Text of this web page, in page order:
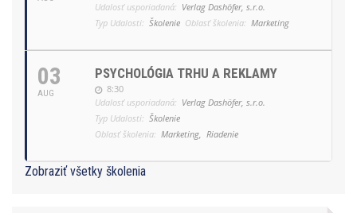
Udalosť usporiadaná: Verlag Dashöfer, s.r.o.
Typ Udalosti: Školenie Oblasť školenia: Marketing
03
AUG
PSYCHOLÓGIA TRHU A REKLAMY
8:30
Udalosť usporiadaná: Verlag Dashöfer, s.r.o.
Typ Udalosti: Školenie
Oblasť školenia: Marketing, Riadenie
Zobraziť všetky školenia